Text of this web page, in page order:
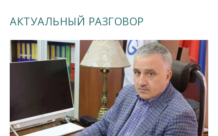
АКТУАЛЬНЫЙ РАЗГОВОР